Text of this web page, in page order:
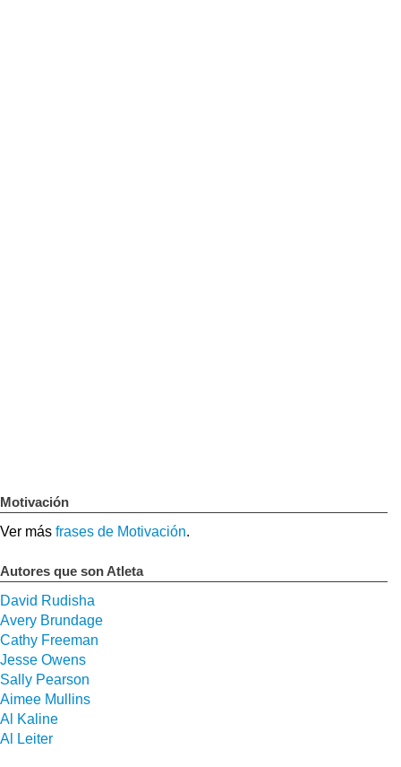
Motivación
Ver más frases de Motivación.
Autores que son Atleta
David Rudisha
Avery Brundage
Cathy Freeman
Jesse Owens
Sally Pearson
Aimee Mullins
Al Kaline
Al Leiter